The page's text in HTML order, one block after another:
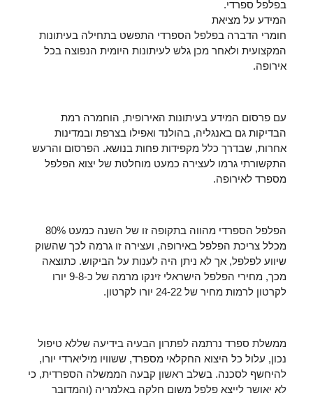
בפלפל ספרדי.
המידע על מציאת
חומרי הדברה בפלפל הספרדי התפשט בתחילה בעיתונות
המקצועית ולאחר מכן גלש לעיתונות היומית הנפוצה בכל
אירופה.
עם פרסום המידע בעיתונות האירופית, הוחמרה רמת
הבדיקות גם באנגליה, בהולנד ואפילו בצרפת ובמדינות
אחרות, שבדרך כלל מקפידות פחות בנושא. הפרסום והרעש
התקשורתי גרמו לעצירה כמעט מוחלטת של יצוא הפלפל
מספרד לאירופה.
הפלפל הספרדי מהווה בתקופה זו של השנה כמעט 80%
מכלל צריכת הפלפל באירופה, ועצירה זו גרמה לכך שהשוק
שיווע לפלפל, אך לא ניתן היה לענות על הביקוש. כתוצאה
מכך, מחירי הפלפל הישראלי זינקו מרמה של כ-9-8 יורו
לקרטון לרמות מחיר של 24-22 יורו לקרטון.
ממשלת ספרד נרתמה לפתרון הבעיה בידיעה שללא טיפול
נכון, עלול כל היצוא החקלאי מספרד, ששוויו מיליארדי יורו,
להיחשף לסכנה. בשלב ראשון קבעה הממשלה הספרדית, כי
לא יאושר לייצא פלפל משום חלקה באלמריה (והמדובר